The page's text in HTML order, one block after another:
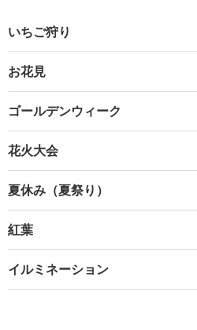
いちご狩り
お花見
ゴールデンウィーク
花火大会
夏休み（夏祭り）
紅葉
イルミネーション